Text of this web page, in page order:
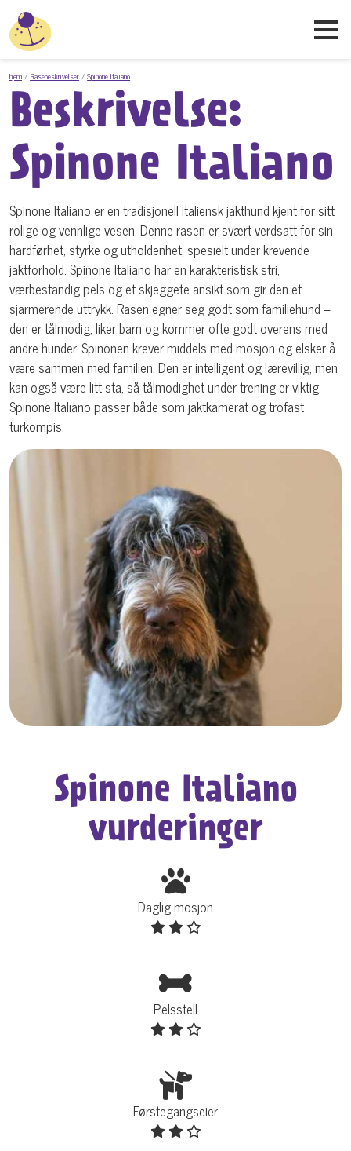
hjem Rasebeskrivelser Spinone Italiano
Beskrivelse:
Spinone Italiano
Spinone Italiano er en tradisjonell italiensk jakthund kjent for sitt
rolige og vennlige vesen. Denne rasen er svært verdsatt for sin
hardførhet, styrke og utholdenhet, spesielt under krevende
jaktforhold. Spinone Italiano har en karakteristisk stri,
værbestandig pels og et skjeggete ansikt som gir den et
sjarmerende uttrykk. Rasen egner seg godt som familiehund –
den er tålmodig, liker barn og kommer ofte godt overens med
andre hunder. Spinonen krever middels med mosjon og elsker å
være sammen med familien. Den er intelligent og lærevillig, men
kan også være litt sta, så tålmodighet under trening er viktig.
Spinone Italiano passer både som jaktkamerat og trofast
turkompis.
Spinone Italiano
vurderinger
Daglig mosjon
Pelsstell
Førstegangseier